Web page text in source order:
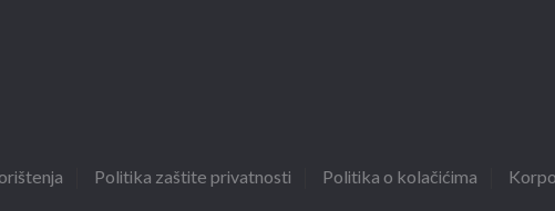
Politika zaštite privatnosti Politika o kolačićima